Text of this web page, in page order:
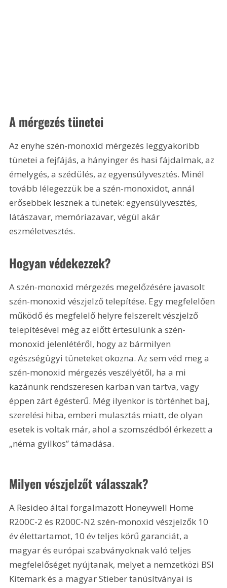
A mérgezés tünetei
Az enyhe szén-monoxid mérgezés leggyakoribb
tünetei a fejfájás, a hányinger és hasi fájdalmak, az
émelygés, a szédülés, az egyensúlyvesztés. Minél
tovább lélegezzük be a szén-monoxidot, annál
erősebbek lesznek a tünetek: egyensúlyvesztés,
látászavar, memóriazavar, végül akár
eszméletvesztés.
Hogyan védekezzek?
A szén-monoxid mérgezés megelőzésére javasolt
szén-monoxid vészjelző telepítése. Egy megfelelően
működő és megfelelő helyre felszerelt vészjelző
telepítésével még az előtt értesülünk a szén-
monoxid jelenlétéről, hogy az bármilyen
egészségügyi tüneteket okozna. Az sem véd meg a
szén-monoxid mérgezés veszélyétől, ha a mi
kazánunk rendszeresen karban van tartva, vagy
éppen zárt égésterű. Még ilyenkor is történhet baj,
szerelési hiba, emberi mulasztás miatt, de olyan
esetek is voltak már, ahol a szomszédból érkezett a
„néma gyilkos” támadása.
Milyen vészjelzőt válasszak?
A Resideo által forgalmazott Honeywell Home
R200C-2 és R200C-N2 szén-monoxid vészjelzők 10
év élettartamot, 10 év teljes körű garanciát, a
magyar és európai szabványoknak való teljes
megfelelőséget nyújtanak, melyet a nemzetközi BSI
Kitemark és a magyar Stieber tanúsítványai is